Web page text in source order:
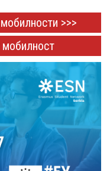
>>>
мобилност